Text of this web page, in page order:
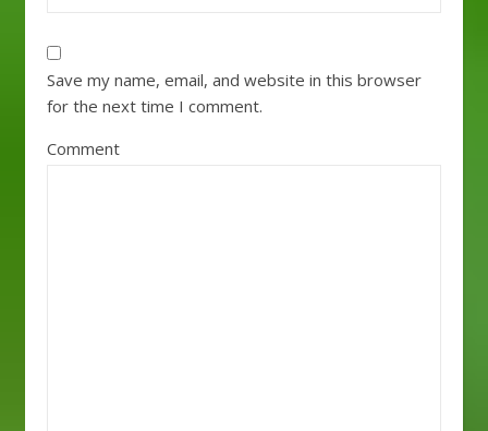
Save my name, email, and website in this browser
for the next time I comment.
Comment